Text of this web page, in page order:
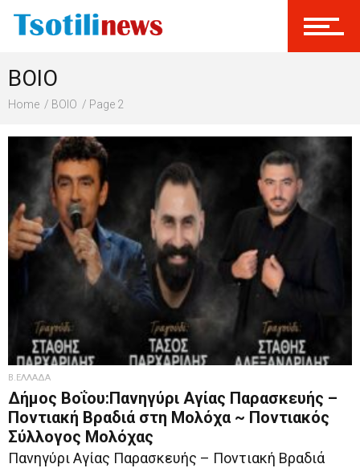
ΒΟΙΟ
Home ΒΟΙΟ Page 2
Β.ΕΛΛΑΔΑ
Δήμος Βοΐου:Πανηγύρι Αγίας Παρασκευής –
Ποντιακή Βραδιά στη Μολόχα ~ Ποντιακός
Σύλλογος Μολόχας
Πανηγύρι Αγίας Παρασκευής – Ποντιακή Βραδιά